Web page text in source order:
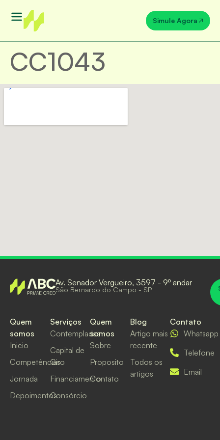
Simule Agora
CC1043
Av. Senador Vergueiro, 3597 - 9º andar
São Bernardo do Campo - SP
Quem
somos
Inicio
Competências
Jornada
Depoimentos
Serviços
Contempladas
Capital de
Giro
Financiamento
Consórcio
Quem
somos
Sobre
Proposito
Contato
Blog
Artigo mais
recente
Todos os
artigos
Contato
Whatsapp
Telefone
Email